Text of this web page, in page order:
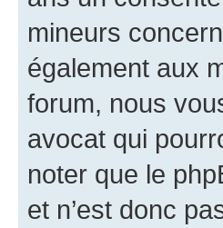
mineurs
également aux
forum, nous
avocat qui
noter que le
et n’est donc